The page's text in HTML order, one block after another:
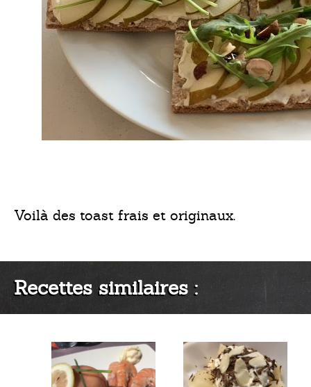
Voilà des toast frais et originaux.
Recettes similaires :